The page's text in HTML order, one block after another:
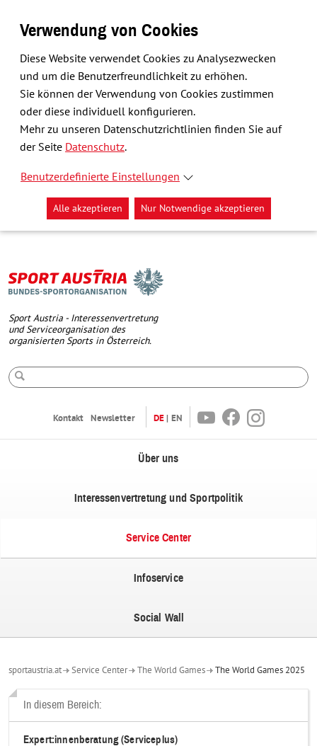
Verwendung von Cookies
Diese Website verwendet Cookies zu Analysezwecken
und um die Benutzerfreundlichkeit zu erhöhen.
Sie können der Verwendung von Cookies zustimmen
oder diese individuell konfigurieren.
Mehr zu unseren Datenschutzrichtlinien finden Sie auf
der Seite Datenschutz.
Benutzerdefinierte Einstellungen
Alle akzeptieren Nur Notwendige akzeptieren
Sport Austria - Interessenvertretung
und Serviceorganisation des
organisierten Sports in Österreich.
Kontakt Newsletter DE EN YoutubeFacebookInstagram
Über uns
Interessenvertretung und Sportpolitik
Service Center
Infoservice
Social Wall
sportaustria.at Service Center The World Games The World Games 2025
In diesem Bereich:
Expert:innenberatung (Serviceplus)